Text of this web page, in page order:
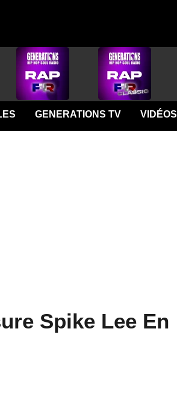
GENERATIONS TV VIDÉOS
Spike Lee En